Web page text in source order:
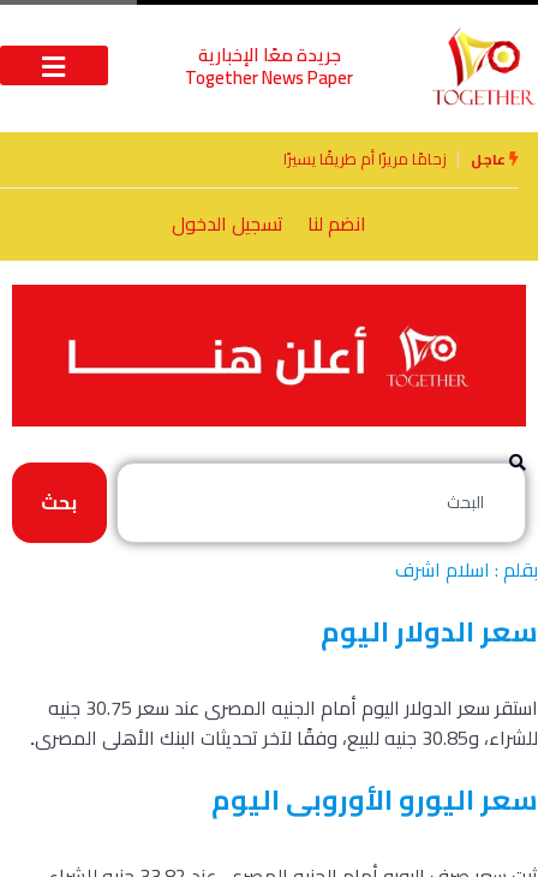
جريدة معًا الإخبارية
Together News Paper
عاجل زحامًا مريرًا أم طريقًا يسيرًا
انضم لنا تسجيل الدخول
بحث
بقلم : اسلام اشرف
سعر الدولار اليوم
استقر سعر الدولار اليوم أمام الجنيه المصرى عند سعر 30.75 جنيه
للشراء، و30.85 جنيه للبيع، وفقًا لآخر تحديثات البنك الأهلى المصرى
.
سعر اليورو الأوروبى اليوم